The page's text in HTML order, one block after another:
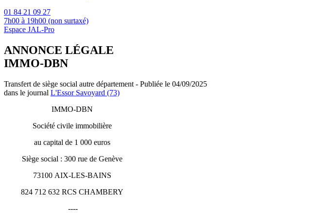
01 84 21 09 27
7h00 à 19h00 (non surtaxé)
Espace JAL-Pro
ANNONCE LÉGALE
IMMO-DBN
Transfert de siège social autre département - Publiée le 04/09/2025
dans le journal L'Essor Savoyard (73)
IMMO-DBN
Société civile immobilière
au capital de 1 000 euros
Siège social : 300 rue de Genève
73100 AIX-LES-BAINS
824 712 632 RCS CHAMBERY
----